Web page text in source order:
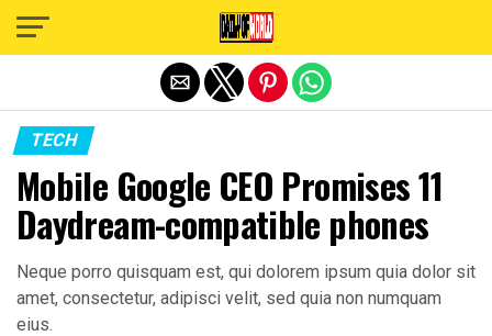
TECH
Mobile Google CEO Promises 11
Daydream-compatible phones
Neque porro quisquam est, qui dolorem ipsum quia dolor sit
amet, consectetur, adipisci velit, sed quia non numquam
eius.
Exit mobile version